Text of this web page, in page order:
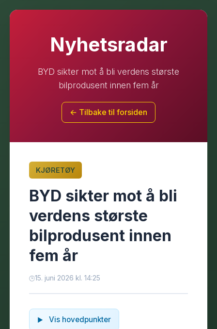
Nyhetsradar
BYD sikter mot å bli verdens største
bilprodusent innen fem år
← Tilbake til forsiden
KJØRETØY
BYD sikter mot å bli
verdens største
bilprodusent innen
fem år
15. juni 2026 kl. 14:25
Vis hovedpunkter